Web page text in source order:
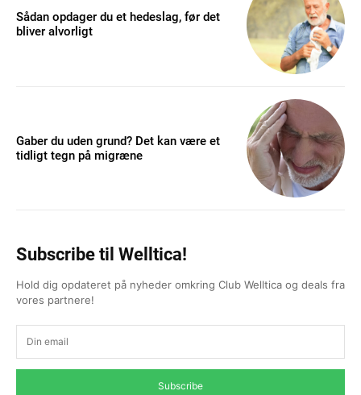
Sådan opdager du et hedeslag, før det
bliver alvorligt
Gaber du uden grund? Det kan være et
tidligt tegn på migræne
Subscribe til Welltica!
Hold dig opdateret på nyheder omkring Club Welltica og deals fra
vores partnere!
Subscribe